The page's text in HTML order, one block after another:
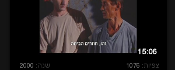
15:06
צפיות: 1076 שנה: 2000